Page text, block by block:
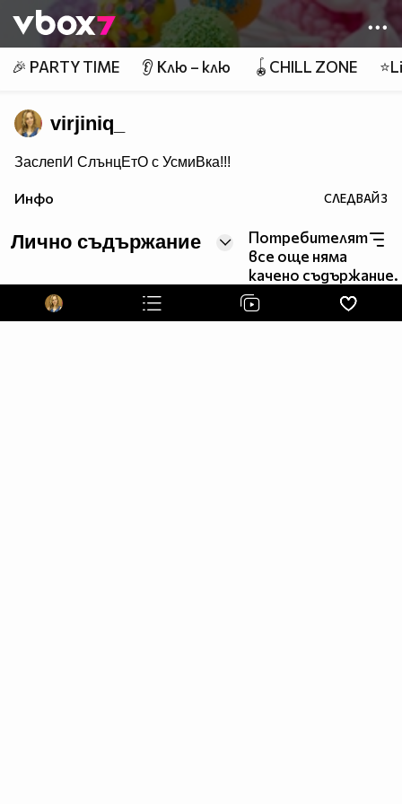
👾
🎉 PARTY TIME 👂 Клю – клю 🪀CHILL ZONE
virjiniq_
ЗаслепИ СлънцЕтО с УсмиВка!!!
Инфо СЛЕДВАЙ3
Лично съдържание
Потребителят
все още няма
качено съдържание.